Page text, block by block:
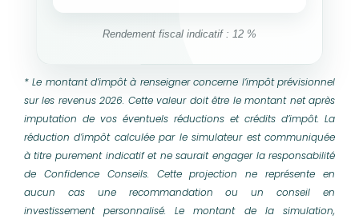
Rendement fiscal indicatif : 12 %
* Le montant d’impôt à renseigner concerne l’impôt prévisionnel
sur les revenus 2026. Cette valeur doit être le montant net après
imputation de vos éventuels réductions et crédits d’impôt. La
réduction d’impôt calculée par le simulateur est communiquée
à titre purement indicatif et ne saurait engager la responsabilité
de Confidence Conseils. Cette projection ne représente en
aucun cas une recommandation ou un conseil en
investissement personnalisé. Le montant de la simulation,